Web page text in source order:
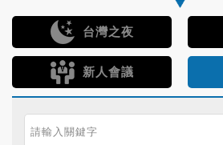
台灣之夜
新人會議